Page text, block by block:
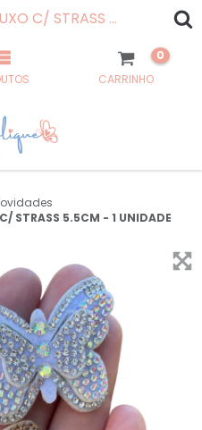
APLIQUE BORBOLETA LUXO C/ STRASS 5.5CM - 1 UNIDADE
CARRINHO
0
STRASS 5.5CM - 1 UNIDADE